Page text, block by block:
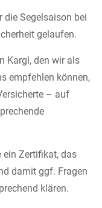
die Segelsaison bei
gelaufen.
Kargl, den wir als
empfehlen können,
– auf
ein Zertifikat, das
damit ggf. Fragen
klären.